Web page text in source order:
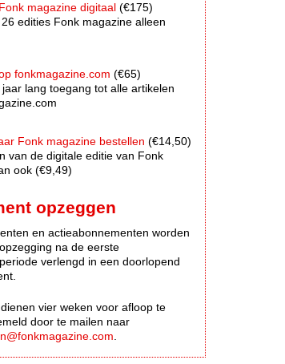
magazine digitaal (€175)
edities Fonk magazine alleen
fonkmagazine.com (€65)
lang toegang tot alle artikelen
Fonk magazine bestellen (€14,50)
van de digitale editie van Fonk
ook (€9,49)
opzeggen
en actieabonnementen worden
na de eerste
verlengd in een doorlopend
vier weken voor afloop te
door te mailen naar